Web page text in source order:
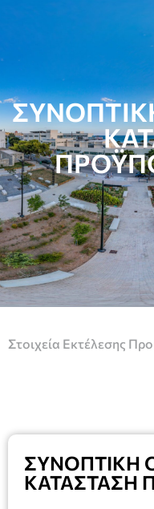
Στοιχεία Εκτέλεσης
ΣΥΝΟΠΤΙΚΗ
ΚΑΤΑΣΤΑΣΗ